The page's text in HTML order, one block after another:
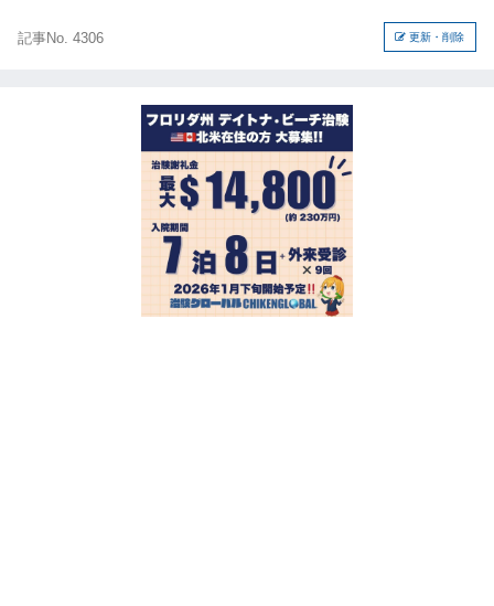
記事No. 4306 更新・削除